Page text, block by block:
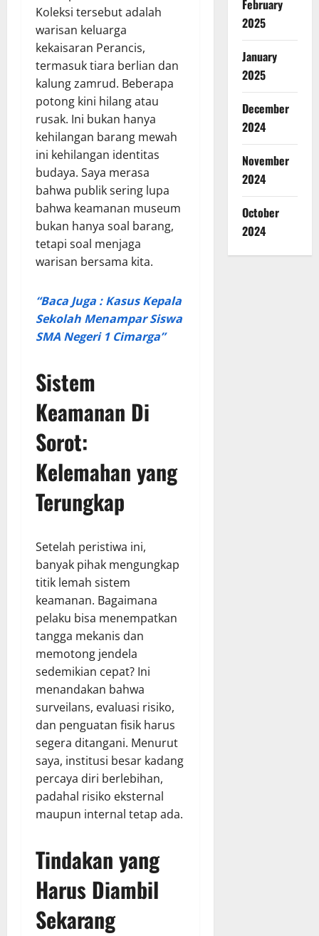
Koleksi tersebut adalah
warisan keluarga
kekaisaran Perancis,
termasuk tiara berlian dan
kalung zamrud. Beberapa
potong kini hilang atau
rusak. Ini bukan hanya
kehilangan barang mewah
ini kehilangan identitas
budaya. Saya merasa
bahwa publik sering lupa
bahwa keamanan museum
bukan hanya soal barang,
tetapi soal menjaga
warisan bersama kita.
“Baca Juga : Kasus Kepala
Sekolah Menampar Siswa
SMA Negeri 1 Cimarga”
Sistem
Keamanan Di
Sorot:
Kelemahan yang
Terungkap
Setelah peristiwa ini,
banyak pihak mengungkap
titik lemah sistem
keamanan. Bagaimana
pelaku bisa menempatkan
tangga mekanis dan
memotong jendela
sedemikian cepat? Ini
menandakan bahwa
surveilans, evaluasi risiko,
dan penguatan fisik harus
segera ditangani. Menurut
saya, institusi besar kadang
percaya diri berlebihan,
padahal risiko eksternal
maupun internal tetap ada.
Tindakan yang
Harus Diambil
Sekarang
February
2025
January
2025
December
2024
November
2024
October
2024